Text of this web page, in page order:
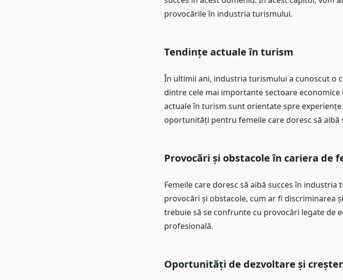
provocările în industria turismului.
Tendințe actuale în turism
În ultimii ani, industria turismului a cunoscut o
dintre cele mai importante sectoare
actuale în turism sunt orientate spre
oportunități pentru femeile care doresc să
Provocări și obstacole în cariera de
Femeile care doresc să aibă succes în
provocări și obstacole, cum ar fi discriminarea
trebuie să se confrunte cu provocări legate de
profesională.
Oportunități de dezvoltare și